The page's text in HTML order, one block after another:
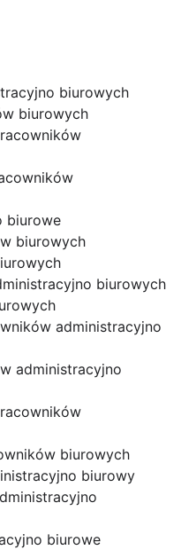
biurowych
biurowych
biurowe
biurowych
biurowych
administracyjno
administracyjno
biurowych
biurowy
biurowe